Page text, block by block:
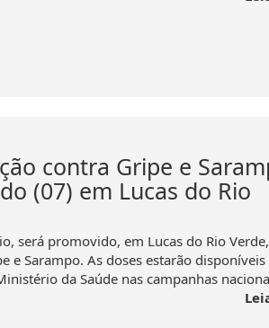
contra Gripe e
(07) em Lucas do Rio
será promovido, em Lucas do Rio
e Sarampo. As doses estarão disponíveis
da Saúde nas campanhas